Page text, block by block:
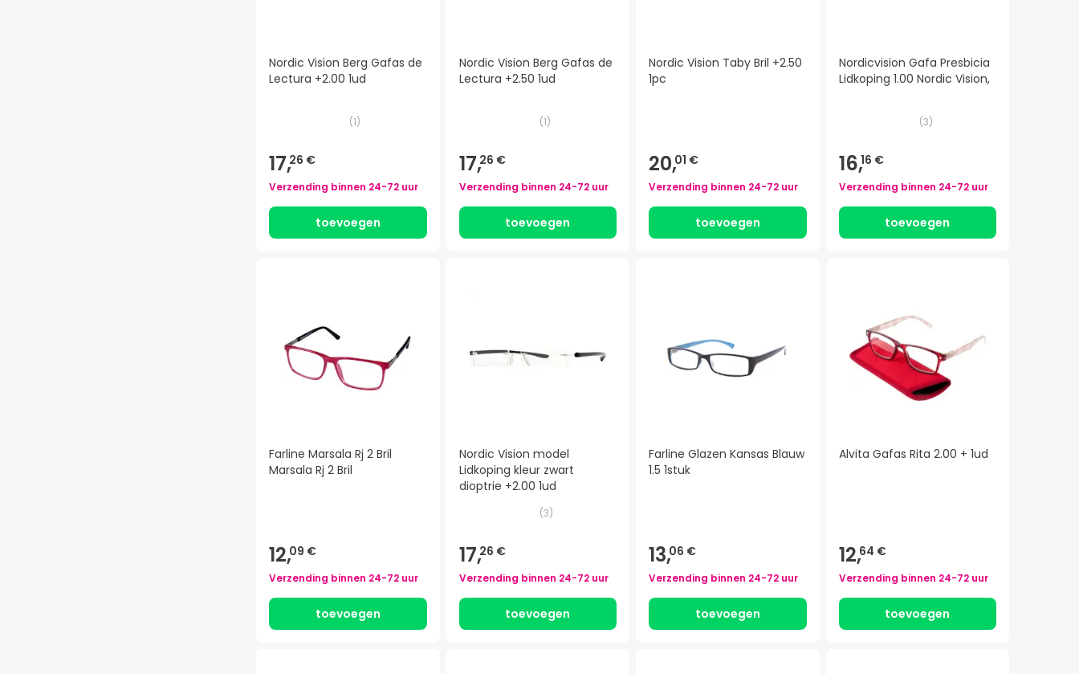
Nordic Vision Berg Gafas de
Lectura +2.00 1ud
(1)
17,26 €
Verzending binnen 24-72 uur
toevoegen
Nordic Vision Berg Gafas de
Lectura +2.50 1ud
(1)
17,26 €
Verzending binnen 24-72 uur
toevoegen
Nordic Vision Taby Bril +2.50
1pc
20,01 €
Verzending binnen 24-72 uur
toevoegen
Nordicvision Gafa Presbicia
Lidkoping 1.00 Nordic Vision,
(3)
16,16 €
Verzending binnen 24-72 uur
toevoegen
Farline Marsala Rj 2 Bril
Marsala Rj 2 Bril
12,09 €
Verzending binnen 24-72 uur
toevoegen
Nordic Vision model
Lidkoping kleur zwart
dioptrie +2.00 1ud
(3)
17,26 €
Verzending binnen 24-72 uur
toevoegen
Farline Glazen Kansas Blauw
1.5 1stuk
13,06 €
Verzending binnen 24-72 uur
toevoegen
Alvita Gafas Rita 2.00 + 1ud
12,64 €
Verzending binnen 24-72 uur
toevoegen